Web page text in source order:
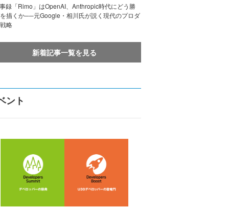
録「Rimo」はOpenAI、Anthropic時代にどう勝
描くか──元Google・相川氏が説く現代のプロダ
略
新着記事一覧を見る
ント